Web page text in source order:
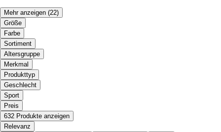
Mehr anzeigen (22)
Größe
Farbe
Sortiment
Altersgruppe
Merkmal
Produkttyp
Geschlecht
Sport
Preis
632 Produkte anzeigen
Relevanz